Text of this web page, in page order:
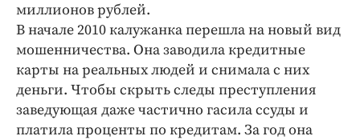
Бренд года
Работодатель года
миллионов рублей.
В начале 2010 калужанка перешла на новый вид
мошенничества. Она заводила кредитные
карты на реальных людей и снимала с них
деньги. Чтобы скрыть следы преступления
заведующая даже частично гасила ссуды и
платила проценты по кредитам. За год она